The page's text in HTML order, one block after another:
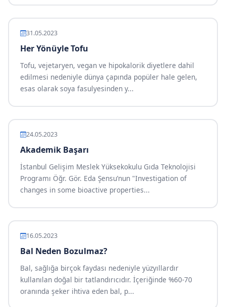
31.05.2023
Her Yönüyle Tofu
Tofu, vejetaryen, vegan ve hipokalorik diyetlere dahil
edilmesi nedeniyle dünya çapında popüler hale gelen,
esas olarak soya fasulyesinden y...
24.05.2023
Akademik Başarı
İstanbul Gelişim Meslek Yüksekokulu Gıda Teknolojisi
Programı Öğr. Gör. Eda Şensu’nun "Investigation of
changes in some bioactive properties...
16.05.2023
Bal Neden Bozulmaz?
Bal, sağlığa birçok faydası nedeniyle yüzyıllardır
kullanılan doğal bir tatlandırıcıdır. İçeriğinde %60-70
oranında şeker ihtiva eden bal, p...